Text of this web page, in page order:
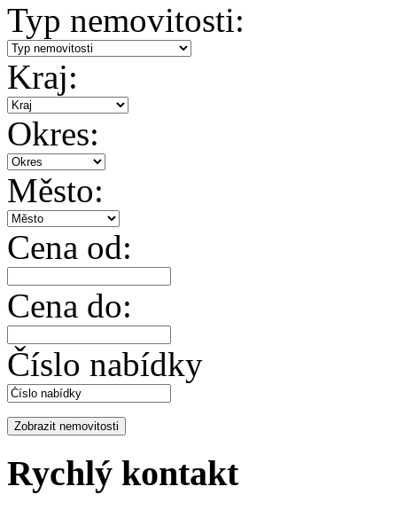
Typ nemovitosti:
Kraj:
Okres:
Město:
Cena od:
Cena do:
Číslo nabídky
Rychlý kontakt